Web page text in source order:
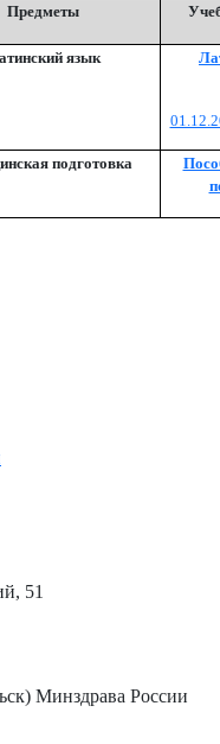
Предметы
язык
подготовка
51
Минздрава России